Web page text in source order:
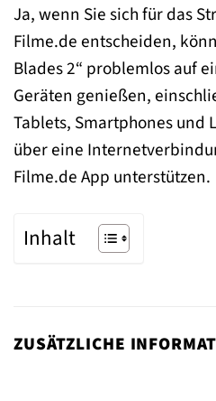
Ja, wenn Sie sich für das
Filme.de entscheiden,
Blades 2“ problemlos auf
Geräten genießen,
Tablets, Smartphones und
über eine
Filme.de App unterstützen.
Inhalt
ZUSÄTZLICHE